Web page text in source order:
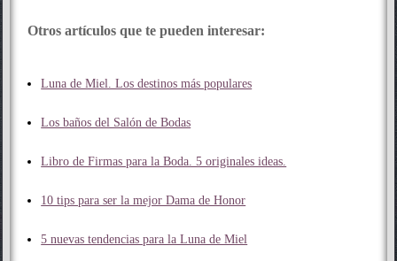
Otros artículos que te pueden interesar:
Luna de Miel. Los destinos más populares
Los baños del Salón de Bodas
Libro de Firmas para la Boda. 5 originales ideas.
10 tips para ser la mejor Dama de Honor
5 nuevas tendencias para la Luna de Miel